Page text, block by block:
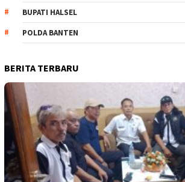
BUPATI HALSEL
POLDA BANTEN
BERITA TERBARU